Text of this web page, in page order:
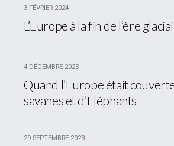
3 FÉVRIER 2024
L’Europe à la fin de l’ère
4 DÉCEMBRE 2023
Quand l’Europe était
savanes et d’Eléphants
29 SEPTEMBRE 2023